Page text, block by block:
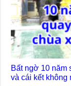
Bất ngờ 10 năm
và cái kết